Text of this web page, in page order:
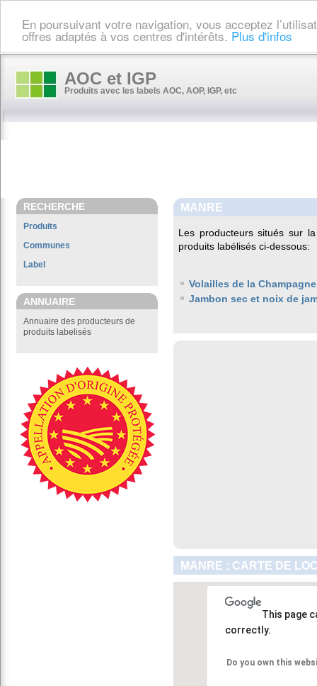
En poursuivant votre navigation, vous acceptez
offres adaptés à vos centres d'intérêts. Plus d'infos
AOC et IGP
Produits avec les labels AOC, AOP, IGP, etc
RECHERCHE
Produits
Communes
Label
ANNUAIRE
Annuaire des producteurs de
produits labelisés
MANRE
Les producteurs situés sur
produits labélisés ci-dessous:
Volailles de la Champagne
Jambon sec et noix de
MANRE : CARTE DE
This page
correctly.
Do you own this